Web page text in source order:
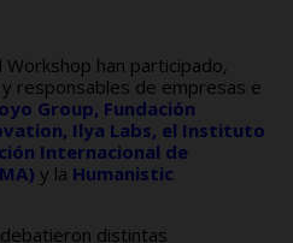
han participado,
responsables de empresas e
Group, Fundación
, Ilya Labs, el Instituto
Internacional de
y la Humanistic
distintas